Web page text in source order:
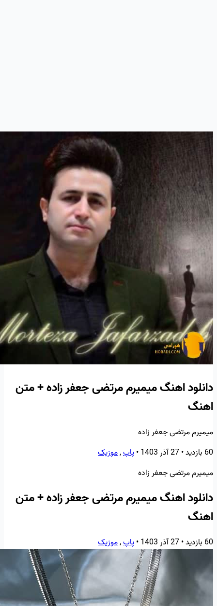
دانلود اهنگ میمیرم مرتضی جعفر زاده + متن
اهنگ
میمیرم مرتضی جعفر زاده
60 بازدید
•27 آذر 1403 •پاپ,موزیک
میمیرم مرتضی جعفر زاده
دانلود اهنگ میمیرم مرتضی جعفر زاده + متن
اهنگ
60 بازدید •27 آذر 1403 •پاپ,موزیک